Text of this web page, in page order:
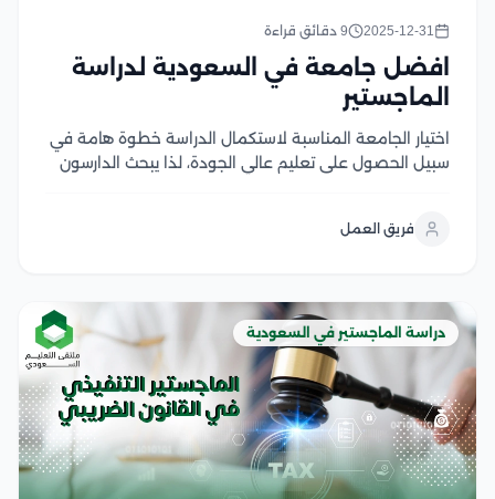
2025-12-31 9 دقائق قراءة
افضل جامعة في السعودية لدراسة
الماجستير
اختيار الجامعة المناسبة لاستكمال الدراسة خطوة هامة في
سبيل الحصول على تعليم عالي الجودة، لذا يبحث الدارسون
تطوير مهاراتهم الأكاديمية ويعزز من مسيرتهم...
فريق العمل
دراسة الماجستير في السعودية